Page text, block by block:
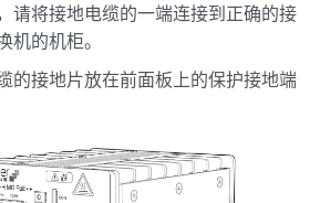
请将接地电缆的一端连接到正确的接
机的机柜。
的接地片放在前面板上的保护接地端